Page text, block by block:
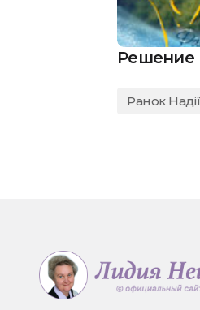
Решение
Ранок Надії